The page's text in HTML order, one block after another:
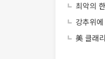
최악의
강추위
美 클래